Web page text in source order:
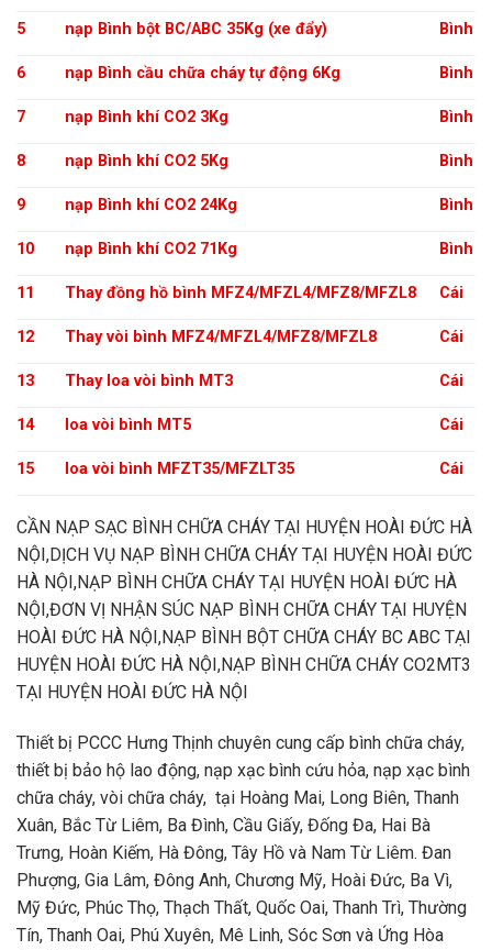
5 nạp Bình bột BC/ABC 35Kg (xe đẩy) Bình
6 nạp Bình cầu chữa cháy tự động 6Kg Bình
7 nạp Bình khí CO2 3Kg Bình
8 nạp Bình khí CO2 5Kg Bình
9 nạp Bình khí CO2 24Kg Bình
10 nạp Bình khí CO2 71Kg Bình
11 Thay đồng hồ bình MFZ4/MFZL4/MFZ8/MFZL8 Cái
12 Thay vòi bình MFZ4/MFZL4/MFZ8/MFZL8 Cái
13 Thay loa vòi bình MT3 Cái
14 loa vòi bình MT5 Cái
15 loa vòi bình MFZT35/MFZLT35 Cái
CẦN NẠP SẠC BÌNH CHỮA CHÁY TẠI HUYỆN HOÀI ĐỨC HÀ
NỘI,DỊCH VỤ NẠP BÌNH CHỮA CHÁY TẠI HUYỆN HOÀI ĐỨC
HÀ NỘI,NẠP BÌNH CHỮA CHÁY TẠI HUYỆN HOÀI ĐỨC HÀ
NỘI,ĐƠN VỊ NHẬN SÚC NẠP BÌNH CHỮA CHÁY TẠI HUYỆN
HOÀI ĐỨC HÀ NỘI,NẠP BÌNH BỘT CHỮA CHÁY BC ABC TẠI
HUYỆN HOÀI ĐỨC HÀ NỘI,NẠP BÌNH CHỮA CHÁY CO2MT3
TẠI HUYỆN HOÀI ĐỨC HÀ NỘI
Thiết bị PCCC Hưng Thịnh chuyên cung cấp bình chữa cháy,
thiết bị bảo hộ lao động, nạp xạc bình cứu hỏa, nạp xạc bình
chữa cháy, vòi chữa cháy, tại Hoàng Mai, Long Biên, Thanh
Xuân, Bắc Từ Liêm, Ba Đình, Cầu Giấy, Đống Đa, Hai Bà
Trưng, Hoàn Kiếm, Hà Đông, Tây Hồ và Nam Từ Liêm. Đan
Phượng, Gia Lâm, Đông Anh, Chương Mỹ, Hoài Đức, Ba Vì,
Mỹ Đức, Phúc Thọ, Thạch Thất, Quốc Oai, Thanh Trì, Thường
Tín, Thanh Oai, Phú Xuyên, Mê Linh, Sóc Sơn và Ứng Hòa